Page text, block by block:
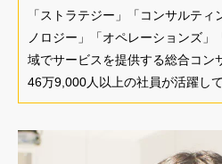
「ストラテジー」「コンサルテ
ノロジー」「オペレーションズ
域でサービスを提供する総合コン
46万9,000人以上の社員が活躍し